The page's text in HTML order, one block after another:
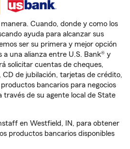
Cuando, donde y como los
ayuda para alcanzar sus
ser su primera y mejor opción
a una alianza entre U.S. Bank® y
solicitar cuentas de cheques,
de jubilación, tarjetas de crédito,
bancarios para negocios
través de su agente local de State
en Westfield, IN, para obtener
productos bancarios disponibles